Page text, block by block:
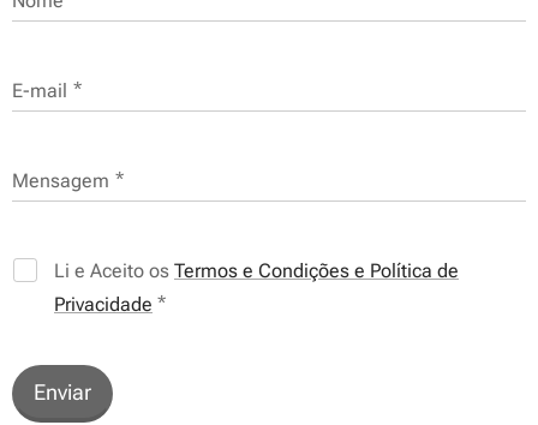
E-mail
Mensagem
Li e Aceito os Termos e Condições e Política de
Privacidade
Enviar